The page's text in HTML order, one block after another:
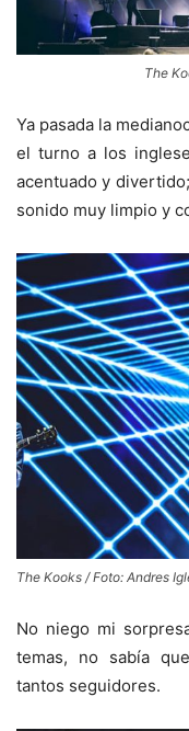
The
Ya pasada la
el turno a los
acentuado y
sonido muy limpio y
The Kooks / Foto: Andres
No niego mi
temas, no sabía
tantos seguidores.